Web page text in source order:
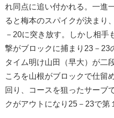
れ同点に追い付かれる。一進
ると梅本のスパイクが決まり
－20に突き放す。しかし相手
撃がブロックに捕まり23－23
タイム明け山田（早大）が二
ころを山根がブロックで仕留
回り、コースを狙ったサーブ
クがアウトになり25－23で第